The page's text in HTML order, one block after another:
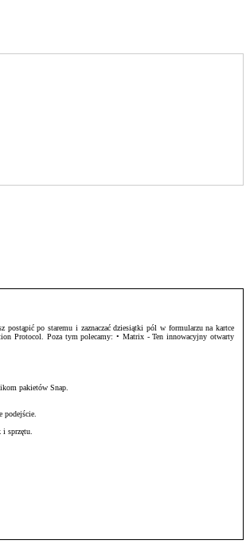
postąpić po staremu i zaznaczać dziesiątki pól w formularzu na kartce
Protocol. Poza tym polecamy: • Matrix - Ten innowacyjny otwarty
pakietów Snap.
podejście.
i sprzętu.